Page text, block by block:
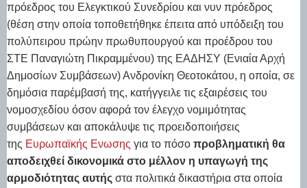
πρόεδρος του Ελεγκτικού Συνεδρίου και νυν πρόεδρος
(θέση στην οποία τοποθετήθηκε έπειτα από υπόδειξη του
πολύπειρου πρώην πρωθυπουργού και προέδρου του
ΣΤΕ Παναγιώτη Πικραμμένου) της ΕΑΔΗΣΥ (Ενιαία Αρχή
Δημοσίων Συμβάσεων) Ανδρονίκη Θεοτοκάτου, η οποία, σε
δημόσια παρέμβασή της, κατήγγειλε τις εξαιρέσεις του
νομοσχεδίου όσον αφορά τον έλεγχο νομιμότητας
συμβάσεων και αποκάλυψε τις προειδοποιήσεις
της Ευρωπαϊκής Ενωσης για το πόσο προβληματική θα
αποδειχθεί δικονομικά στο μέλλον η υπαγωγή της
αρμοδιότητας αυτής στα πολιτικά δικαστήρια στα οποία